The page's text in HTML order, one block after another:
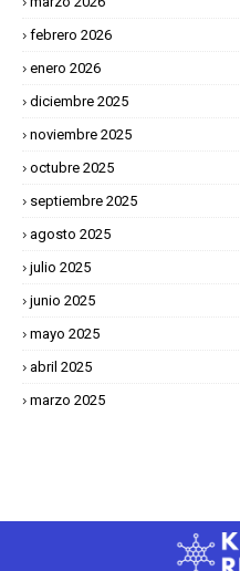
febrero 2026
enero 2026
diciembre 2025
noviembre 2025
octubre 2025
septiembre 2025
agosto 2025
julio 2025
junio 2025
mayo 2025
abril 2025
marzo 2025